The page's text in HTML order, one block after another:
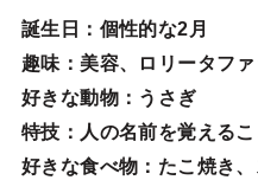
誕生日 ：個性的な2月
趣味 ：美容、ロリータフ
好きな動物：うさぎ
特技 ：人の名前を覚えるこ
好きな食べ物 ：たこ焼き